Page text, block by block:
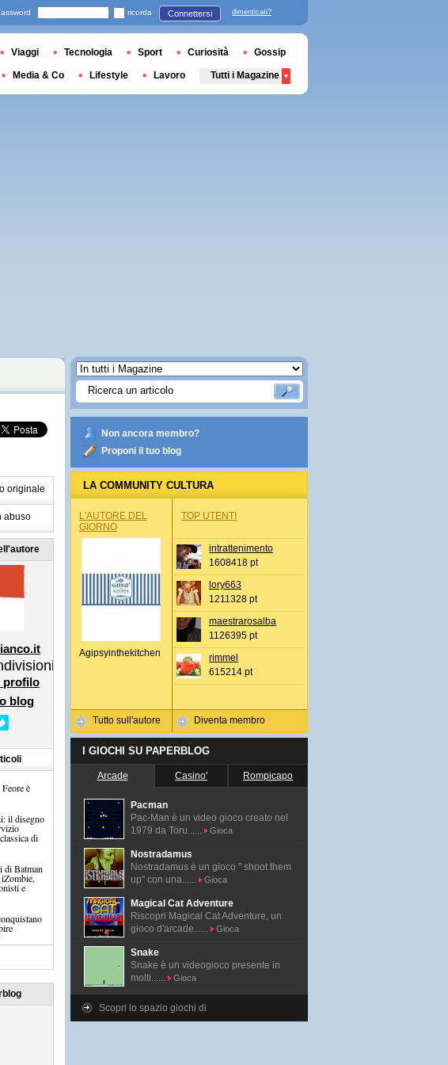
originale
abuso
profilo
blog
è
il disegno
di
di Batman
e
Non ancora membro?
Proponi il tuo blog
LA COMMUNITY CULTURA
L'AUTORE DEL
GIORNO
Agipsyinthekitchen
Tutto sull'autore
TOP UTENTI
intrattenimento
1608418 pt
lory663
1211328 pt
maestrarosalba
1126395 pt
rimmel
615214 pt
Diventa membro
I GIOCHI SU PAPERBLOG
Arcade Casino' Rompicapo
Pacman
Pac-Man é un video gioco creato nel
1979 da Toru......
Gioca
Nostradamus
Nostradamus è un gioco " shoot them
up" con una......
Gioca
Magical Cat Adventure
Riscopri Magical Cat Adventure, un
gioco d'arcade......
Gioca
Snake
Snake è un videogioco presente in
molti......
Gioca
Scopri lo spazio giochi di
ricorda Connettersi dimenticati?
Viaggi Tecnologia Sport Curiosità Gossip
Media & Co Lifestyle Lavoro Tutti i Magazine